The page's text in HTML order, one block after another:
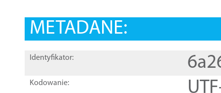
METADANE:
Identyfikator:
Kodowanie: